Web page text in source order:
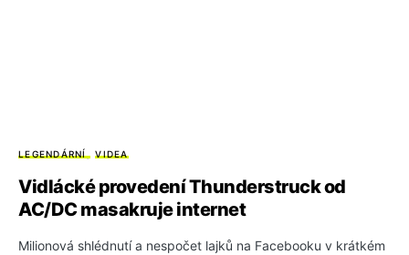
LEGENDÁRNÍ VIDEA
Vidlácké provedení Thunderstruck od
AC/DC masakruje internet
Milionová shlédnutí a nespočet lajků na Facebooku v krátkém